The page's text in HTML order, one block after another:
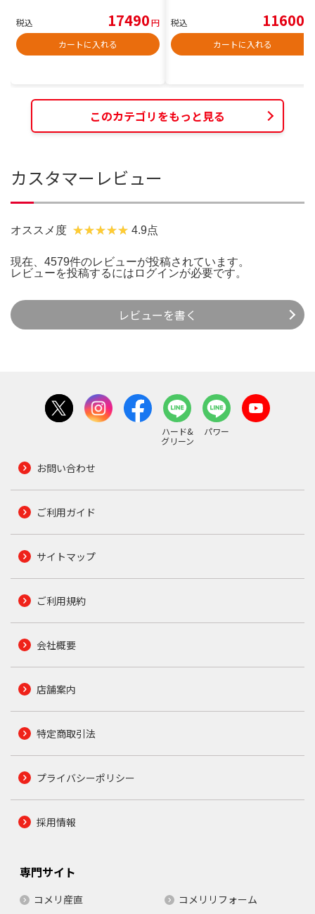
税込 17490円
カートに入れる
税込 11600
カートに入れる
このカテゴリをもっと見る
カスタマーレビュー
オススメ度 4.9点
現在、4579件のレビューが投稿されています。
レビューを投稿するには ログインが必要です。
レビューを書く
ハード&
グリーン
パワー
お問い合わせ
ご利用ガイド
サイトマップ
ご利用規約
会社概要
店舗案内
特定商取引法
プライバシーポリシー
採用情報
専門サイト
コメリ産直 コメリリフォーム